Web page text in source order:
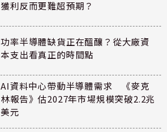
獲利反而更難超預期？
功率半導體缺貨正在醞釀？從大廠資
本支出看真正的時間點
AI資料中心帶動半導體需求 《麥克
林報告》估2027年市場規模突破2.2兆
美元